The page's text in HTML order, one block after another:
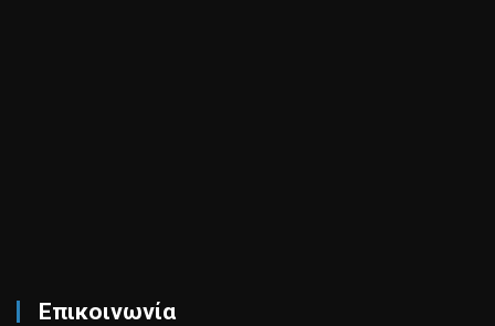
Επικοινωνία